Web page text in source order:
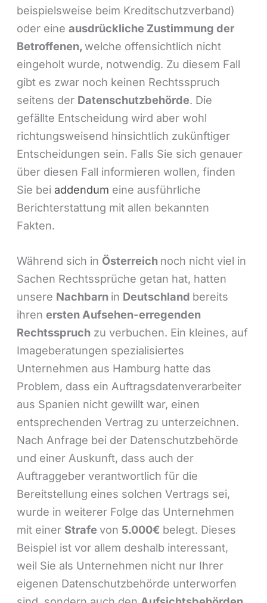
beispielsweise beim Kreditschutzverband)
oder eineausdrückliche Zustimmung der
Betroffenen,welche offensichtlich nicht
eingeholt wurde, notwendig. Zu diesem Fall
gibt es zwar noch keinen Rechtsspruch
seitens der Datenschutzbehörde. Die
gefällte Entscheidung wird aber wohl
richtungsweisend hinsichtlich zukünftiger
Entscheidungen sein. Falls Sie sich genauer
über diesen Fall informieren wollen, finden
Sie beiaddendum eine ausführliche
Berichterstattung mit allen bekannten
Fakten.
Während sich in Österreich noch nicht viel in
Sachen Rechtssprüche getan hat, hatten
unsere Nachbarn in Deutschland bereits
ihrenersten Aufsehen-erregenden
Rechtsspruch zu verbuchen. Ein kleines, auf
Imageberatungen spezialisiertes
Unternehmen aus Hamburg hatte das
Problem, dass ein Auftragsdatenverarbeiter
aus Spanien nicht gewillt war, einen
entsprechenden Vertrag zu unterzeichnen.
Nach Anfrage bei der Datenschutzbehörde
und einer Auskunft, dass auch der
Auftraggeber verantwortlich für die
Bereitstellung eines solchen Vertrags sei,
wurde in weiterer Folge das Unternehmen
mit einer Strafevon 5.000€ belegt. Dieses
Beispiel ist vor allem deshalb interessant,
weil Sie als Unternehmen nicht nur Ihrer
eigenen Datenschutzbehörde unterworfen